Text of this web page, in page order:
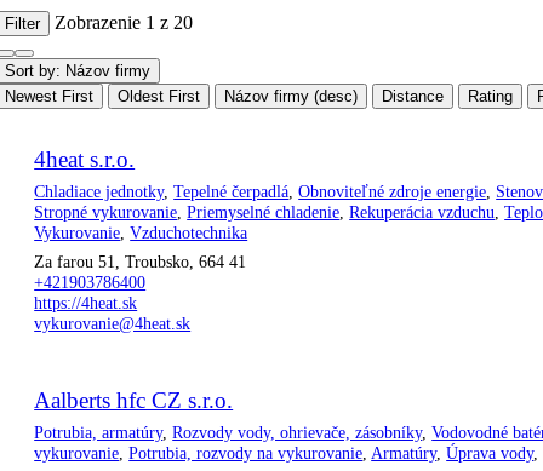
Filter Zobrazenie 1 z 20
Sort by: Názov firmy
Newest First
Oldest First Názov firmy (desc) Distance Rating
4heat s.r.o.
Chladiace jednotky,Tepelné čerpadlá ,Obnoviteľné zdroje energie
Stropné vykurovanie ,Priemyselné chladenie ,Rekuperácia vzduchu ,
Vykurovanie ,Vzduchotechnika
Za farou 51, Troubsko, 664 41
+421903786400
https://4heat.sk
vykurovanie@4heat.sk
Aalberts hfc CZ s.r.o.
Potrubia, armatúry,Rozvody vody, ohrievače, zásobníky,Vodovodné
vykurovanie ,Potrubia, rozvody na vykurovanie Armatúry,Úprava vody,